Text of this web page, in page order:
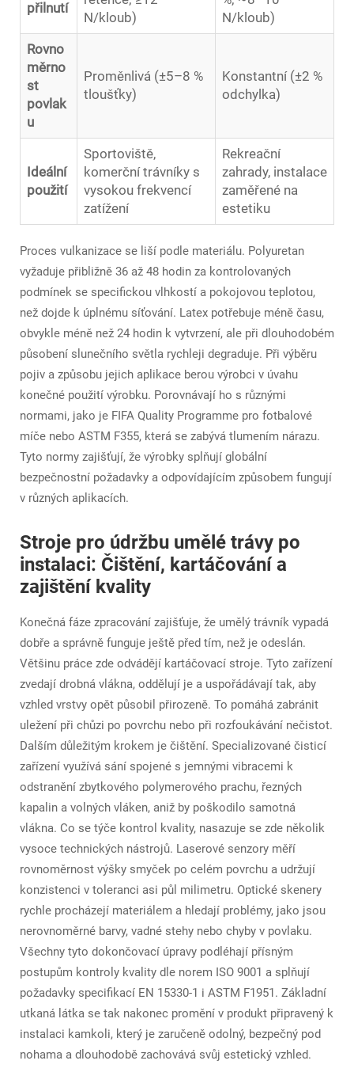
přilnutí
N/kloub)
N/kloub)
Rovno
měrno
st
povlak
u
Proměnlivá (±5–8 %
tloušťky)
Konstantní (±2 %
odchylka)
Ideální
použití
Sportoviště,
komerční trávníky s
vysokou frekvencí
zatížení
Rekreační
zahrady, instalace
zaměřené na
estetiku
Proces vulkanizace se liší podle materiálu. Polyuretan
vyžaduje přibližně 36 až 48 hodin za kontrolovaných
podmínek se specifickou vlhkostí a pokojovou teplotou,
než dojde k úplnému síťování. Latex potřebuje méně času,
obvykle méně než 24 hodin k vytvrzení, ale při dlouhodobém
působení slunečního světla rychleji degraduje. Při výběru
pojiv a způsobu jejich aplikace berou výrobci v úvahu
konečné použití výrobku. Porovnávají ho s různými
normami, jako je FIFA Quality Programme pro fotbalové
míče nebo ASTM F355, která se zabývá tlumením nárazu.
Tyto normy zajišťují, že výrobky splňují globální
bezpečnostní požadavky a odpovídajícím způsobem fungují
v různých aplikacích.
Stroje pro údržbu umělé trávy po
instalaci: Čištění, kartáčování a
zajištění kvality
Konečná fáze zpracování zajišťuje, že umělý trávník vypadá
dobře a správně funguje ještě před tím, než je odeslán.
Většinu práce zde odvádějí kartáčovací stroje. Tyto zařízení
zvedají drobná vlákna, oddělují je a uspořádávají tak, aby
vzhled vrstvy opět působil přirozeně. To pomáhá zabránit
uležení při chůzi po povrchu nebo při rozfoukávání nečistot.
Dalším důležitým krokem je čištění. Specializované čisticí
zařízení využívá sání spojené s jemnými vibracemi k
odstranění zbytkového polymerového prachu, řezných
kapalin a volných vláken, aniž by poškodilo samotná
vlákna. Co se týče kontrol kvality, nasazuje se zde několik
vysoce technických nástrojů. Laserové senzory měří
rovnoměrnost výšky smyček po celém povrchu a udržují
konzistenci v toleranci asi půl milimetru. Optické skenery
rychle procházejí materiálem a hledají problémy, jako jsou
nerovnoměrné barvy, vadné stehy nebo chyby v povlaku.
Všechny tyto dokončovací úpravy podléhají přísným
postupům kontroly kvality dle norem ISO 9001 a splňují
požadavky specifikací EN 15330-1 i ASTM F1951. Základní
utkaná látka se tak nakonec promění v produkt připravený k
instalaci kamkoli, který je zaručeně odolný, bezpečný pod
nohama a dlouhodobě zachovává svůj estetický vzhled.